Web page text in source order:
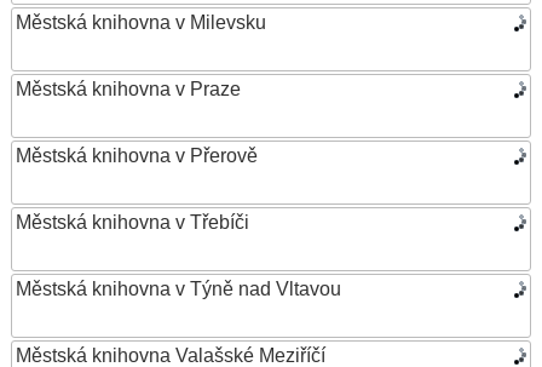
Městská knihovna v Milevsku
Městská knihovna v Praze
Městská knihovna v Přerově
Městská knihovna v Třebíči
Městská knihovna v Týně nad Vltavou
Městská knihovna Valašské Meziříčí